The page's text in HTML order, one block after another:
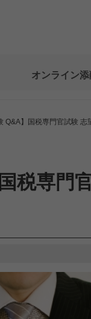
オンライン添
Q&A】国税専門官試験 志
税専門